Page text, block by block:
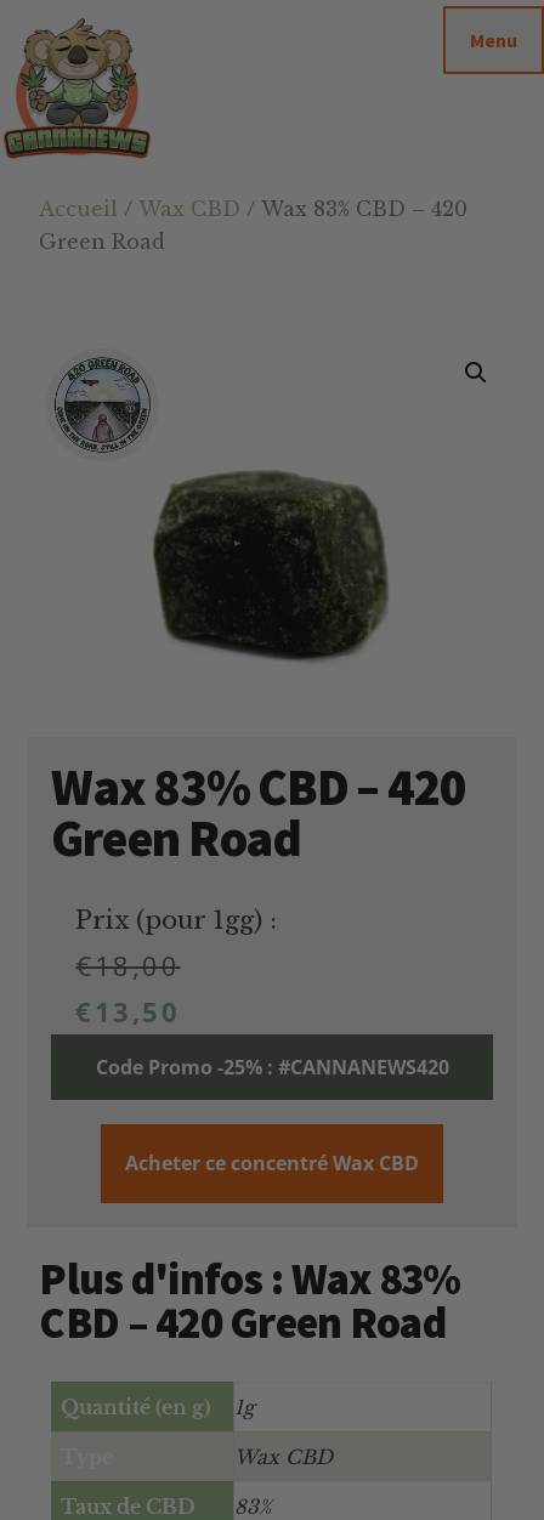
contenu
principal
barre
latérale
principale
footer
Cannanews.fr
Menu
Accueil /Wax CBD / Wax 83% CBD – 420
Green Road
Wax 83% CBD – 420
Green Road
Prix (pour 1gg) :
€18,00
€ 13,50
Code Promo -25% : #CANNANEWS420
Acheter ce concentré Wax CBD
Plus d'infos : Wax 83%
CBD – 420 Green Road
Quantité (en g) 1g
Wax CBD
Taux de CBD 83%